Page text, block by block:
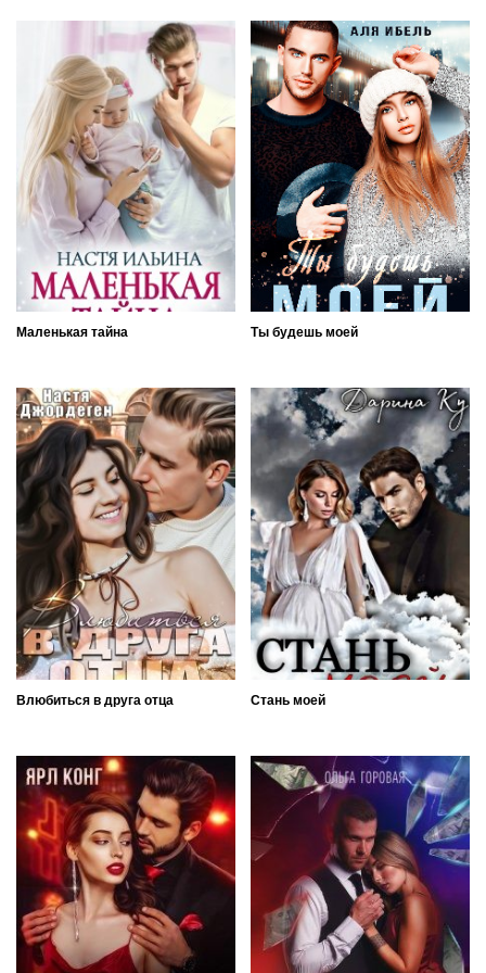
Маленькая тайна Ты будешь моей
Влюбиться в друга отца Стань моей